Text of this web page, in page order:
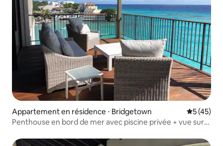
Appartement en résidence ⋅ Bridgetown
5 (45)
Penthouse en bord de mer avec piscine privée + vue sur